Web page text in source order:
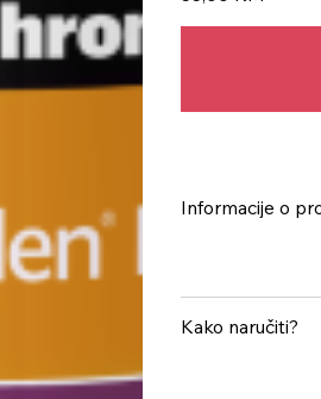
Informacije o
Kako naručiti?